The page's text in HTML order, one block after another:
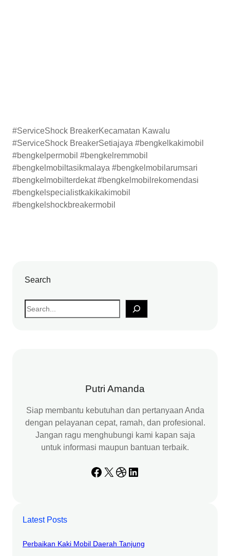
#ServiceShock BreakerKecamatan Kawalu
#ServiceShock BreakerSetiajaya #bengkelkakimobil
#bengkelpermobil #bengkelremmobil
#bengkelmobiltasikmalaya #bengkelmobilarumsari
#bengkelmobilterdekat #bengkelmobilrekomendasi
#bengkelspecialistkakikakimobil
#bengkelshockbreakermobil
Search
S
e
Putri Amanda
Siap membantu kebutuhan dan pertanyaan Anda
dengan pelayanan cepat, ramah, dan profesional.
Jangan ragu menghubungi kami kapan saja
untuk informasi maupun bantuan terbaik.
Facebook X Dribbble LinkedIn
Latest Posts
Perbaikan Kaki Mobil Daerah Tanjung